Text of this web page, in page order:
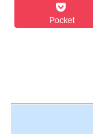
Pocket